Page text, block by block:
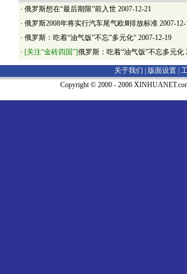
· 俄罗斯想在“最后期限”前入世 2007-12-21
· 俄罗斯2008年将实行汽车尾气欧Ⅲ排放标准 2007-12-
· 俄罗斯：吃着“油气饭”不忘”多元化“ 2007-12-19
· [关注“金砖四国”]俄罗斯：吃着“油气饭”不忘多元化
关于我们 | 版面设置
Copyright © 2000 - 2006